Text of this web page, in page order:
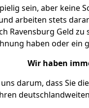
sein, aber keine
arbeiten stets
Ravensburg Geld
haben oder ein
Wir haben
darum, dass Sie